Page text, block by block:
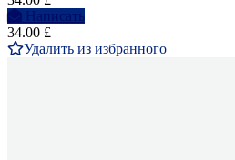
Написать
34.00 £
Удалить из избранного